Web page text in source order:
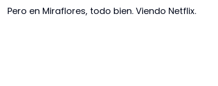
Pero en Miraflores, todo bien. Viendo Netflix.